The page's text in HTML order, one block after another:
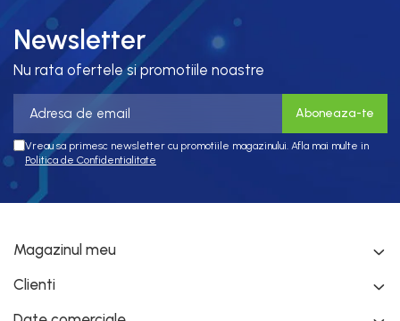
Newsletter
Nu rata ofertele si promotiile noastre
Vreau sa primesc newsletter cu promotiile magazinului. Afla mai multe in
Politica de Confidentialitate
Magazinul meu
Clienti